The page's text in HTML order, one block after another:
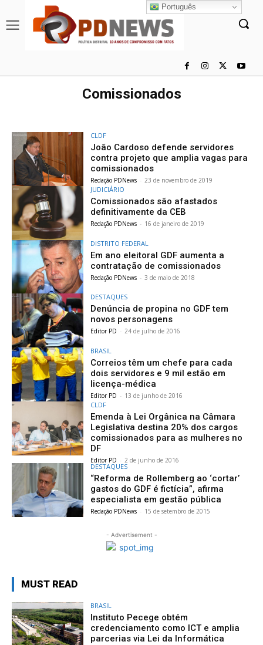
Comissionados
CLDF
João Cardoso defende servidores
contra projeto que amplia vagas para
comissionados
Redação PDNews - 23 de novembro de 2019
JUDICIÁRIO
Comissionados são afastados
definitivamente da CEB
Redação PDNews - 16 de janeiro de 2019
DISTRITO FEDERAL
Em ano eleitoral GDF aumenta a
contratação de comissionados
Redação PDNews - 3 de maio de 2018
DESTAQUES
Denúncia de propina no GDF tem
novos personagens
Editor PD - 24 de julho de 2016
BRASIL
Correios têm um chefe para cada
dois servidores e 9 mil estão em
licença-médica
Editor PD - 13 de junho de 2016
CLDF
Emenda à Lei Orgânica na Câmara
Legislativa destina 20% dos cargos
comissionados para as mulheres no
DF
Editor PD - 2 de junho de 2016
DESTAQUES
“Reforma de Rollemberg ao ‘cortar’
gastos do GDF é fictícia”, afirma
especialista em gestão pública
Redação PDNews - 15 de setembro de 2015
- Advertisement -
MUST READ
BRASIL
Instituto Pecege obtém
credenciamento como ICT e amplia
parcerias via Lei da Informática
Português